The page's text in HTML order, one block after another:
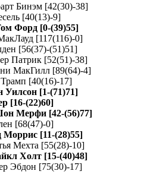
Бинэм [42(30)-38]
[40(13)-9]
Форд [0-(39)55]
[117(116)-0]
[56(37)-(51)51]
Патрик [52(51)-38]
МакГилл [89(64)-4]
[40(16)-17]
Уилсон [1-(71)71]
[16-(22)60]
Мерфи [42-(56)77]
[68(47)-0]
Моррис [11-(28)55]
Мехта [55(28)-10]
Холт [15-(40)48]
Эбдон [75(30)-17]